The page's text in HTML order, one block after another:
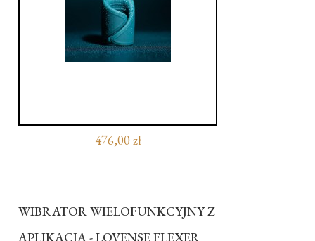
476,00 zł
WIBRATOR WIELOFUNKCYJNY Z
APLIKACJĄ - LOVENSE FLEXER